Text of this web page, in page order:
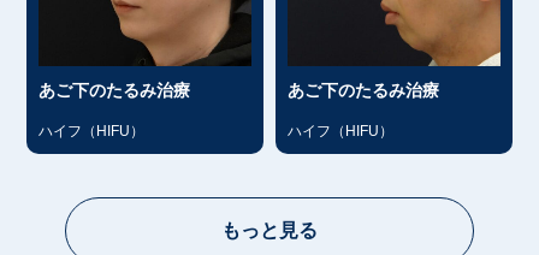
あご下のたるみ治療
ハイフ（HIFU）
あご下のたるみ治療
ハイフ（HIFU）
もっと見る